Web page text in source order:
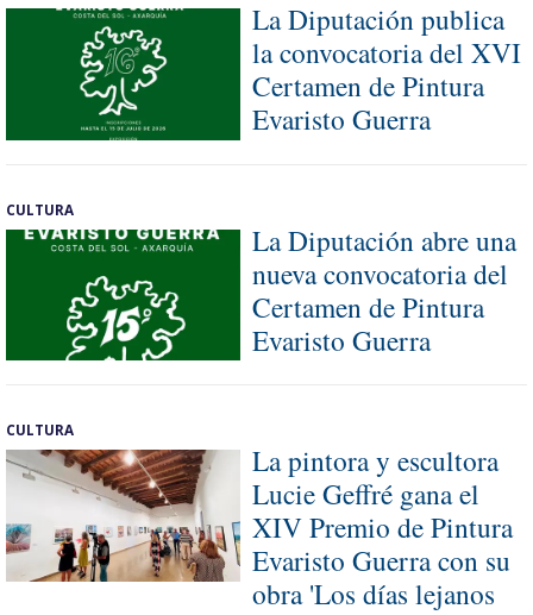
La Diputación publica
la convocatoria del XVI
Certamen de Pintura
Evaristo Guerra
CULTURA
La Diputación abre una
nueva convocatoria del
Certamen de Pintura
Evaristo Guerra
CULTURA
La pintora y escultora
Lucie Geffré gana el
XIV Premio de Pintura
Evaristo Guerra con su
obra 'Los días lejanos